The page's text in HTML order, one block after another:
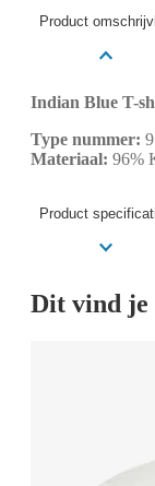
Product
Indian Blue T-
Type nummer:
Materiaal: 96%
Product
Dit vind je